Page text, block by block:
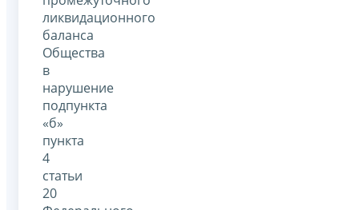
ликвидационного
баланса
Общества
в
нарушение
подпункта
«б»
пункта
4
статьи
20